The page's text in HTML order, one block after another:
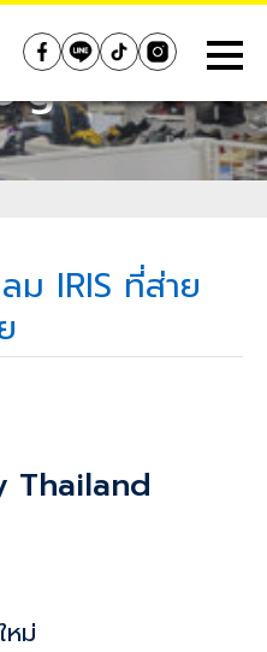
(Thailand)
ม IRIS ที่ส่าย
Thailand
หม่